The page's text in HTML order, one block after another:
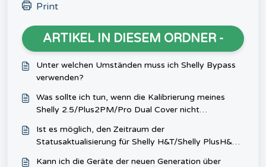
Print
ARTIKEL IN DIESEM ORDNER -
Unter welchen Umständen muss ich Shelly Bypass
verwenden?
Was sollte ich tun, wenn die Kalibrierung meines
Shelly 2.5/Plus2PM/Pro Dual Cover nicht
Ist es möglich, den Zeitraum der
Statusaktualisierung für Shelly H&T/Shelly PlusH&T
Kann ich die Geräte der neuen Generation über